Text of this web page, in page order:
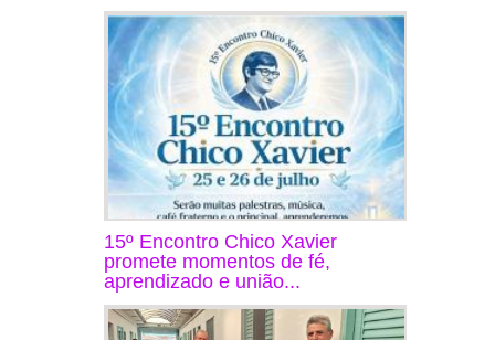
15º Encontro Chico Xavier
promete momentos de fé,
aprendizado e união...